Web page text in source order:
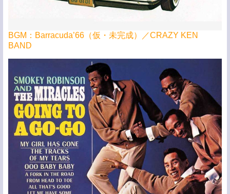
BGM：Barracuda’66（仮・未完成）／CRAZY KEN
BAND